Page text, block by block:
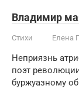
Владимир
Стихи Елена
Неприязнь
поэт
буржуазному